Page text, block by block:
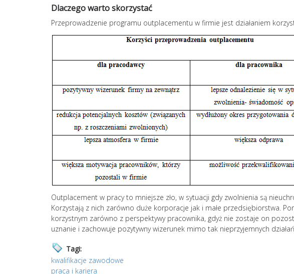
Dlaczego warto skorzystać
Przeprowadzenie programu outplacementu w firmie jest działaniem
Outplacement w pracy to mniejsze zło, w sytuacji gdy zwolnienia są
Korzystają z nich zarówno duże korporacje jak i małe przedsiębiorstwa.
korzystnym zarówno z perspektywy pracownika, gdyż nie zostaje on
uznanie i zachowuje pozytywny wizerunek mimo tak nieprzyjemnych
Tagi:
kwalifikacje zawodowe
praca i kariera